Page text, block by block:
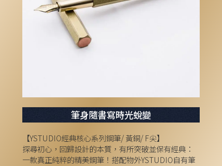
筆身隨書寫時光蛻變
【YSTUDIO經典核心系列鋼筆/ 黃銅/ F尖】
探尋初心，回歸設計的本質，有所突破並保有經典：
一款真正純粹的精美鋼筆！搭配物外YSTUDIO自有筆